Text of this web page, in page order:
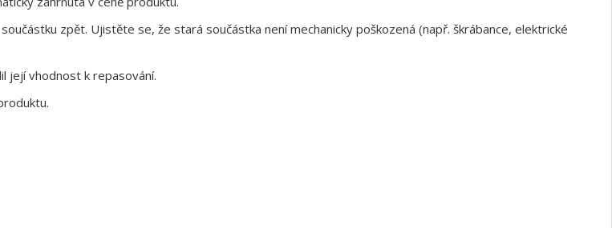
zpět. Ujistěte se, že stará součástka není mechanicky poškozená (např. škrábance, elektrické
její vhodnost k repasování.